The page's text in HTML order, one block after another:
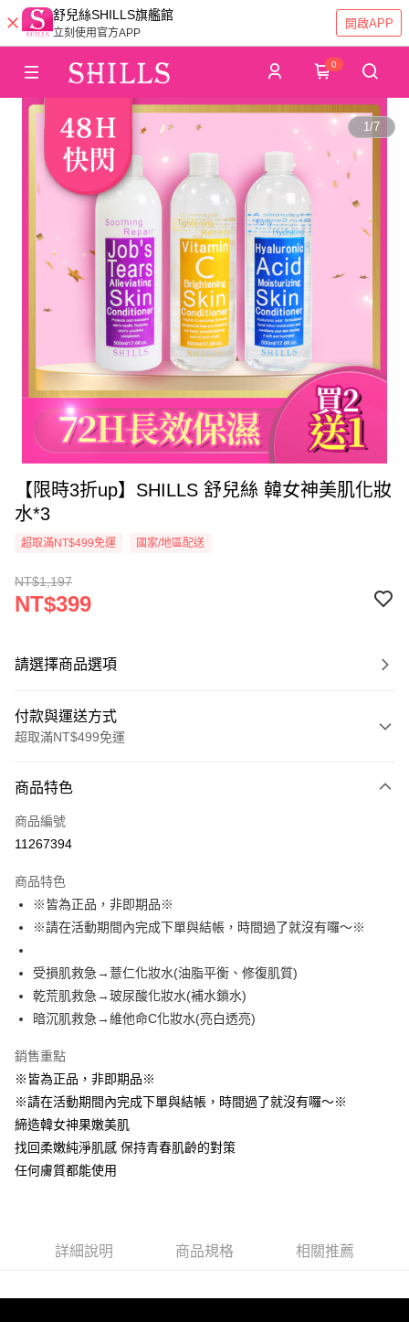
舒兒絲SHILLS旗艦館
立刻使用官方APP
開啟APP
0
1/7
【限時3折up】SHILLS 舒兒絲 韓女神美肌化妝
水*3
超取滿NT$499免運 國家/地區配送
NT$1,197
NT$399
請選擇商品選項
付款與運送方式
超取滿NT$499免運
信用卡一次付款
超商取貨付款
Apple Pay
街口支付
悠遊付
ATM付款
全家取貨付款
每筆NT$85，滿NT$499(含以上)免運費
付款後全家取貨
付款後7-11取貨
商品特色
商品編號
11267394
商品特色
※皆為正品，非即期品※
※請在活動期間內完成下單與結帳，時間過了就沒有囉～※
受損肌救急→薏仁化妝水(油脂平衡、修復肌質)
乾荒肌救急→玻尿酸化妝水(補水鎖水)
暗沉肌救急→維他命C化妝水(亮白透亮)
銷售重點
※皆為正品，非即期品※
※請在活動期間內完成下單與結帳，時間過了就沒有囉～※
締造韓女神果嫩美肌
找回柔嫩純淨肌感 保持青春肌齡的對策
任何膚質都能使用
詳細說明 商品規格 相關推薦